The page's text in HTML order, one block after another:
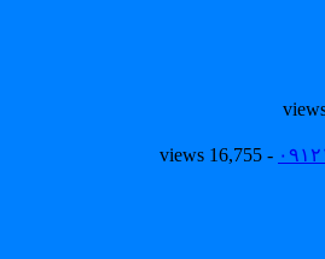
- 16,755 views